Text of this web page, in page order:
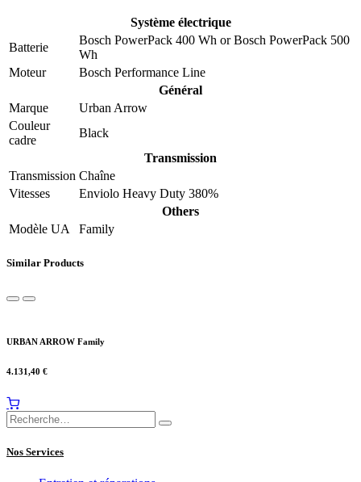
Système électrique
Batterie
Bosch PowerPack 400 Wh orBosch PowerPack 500
Wh
Moteur
Bosch Performance Line
Général
Marque
Urban Arrow
Couleur
cadre
Black
Transmission
Transmission Chaîne
Vitesses
Enviolo Heavy Duty 380%
Others
Modèle UA
Family
Similar Products
URBAN ARROW Family
4.131,40 €
Nos Services